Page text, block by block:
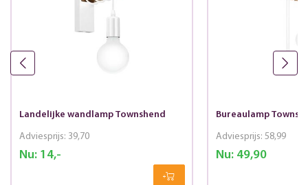
Landelijke wandlamp Townshend
Nu:14,-
Adviesprijs: 39,70
Bureaulamp
Nu:49,90
Adviesprijs: 58,99